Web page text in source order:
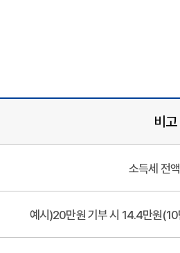
비고
소득세 전
예시)20만원 기부 시 14.4만원